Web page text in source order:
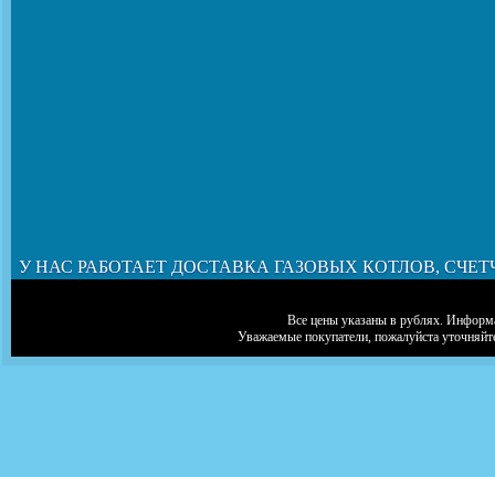
У НАС РАБОТАЕТ ДОСТАВКА ГАЗОВЫХ КОТЛОВ,
Все цены указаны в рублях.
Уважаемые покупатели, пожалуйста